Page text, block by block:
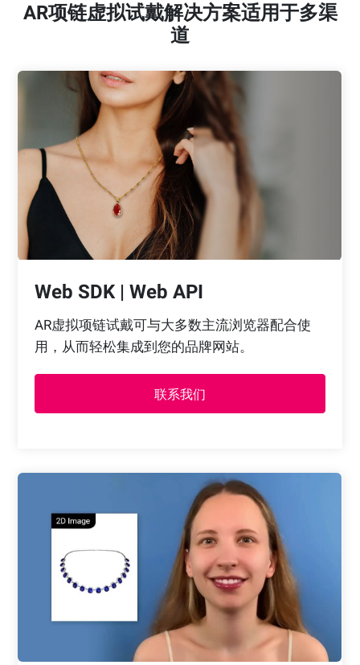
AR项链虚拟试戴解决方案适用于多渠
道
Web SDK | Web API
AR虚拟项链试戴可与大多数主流浏览器配合使
用，从而轻松集成到您的品牌网站。
联系我们